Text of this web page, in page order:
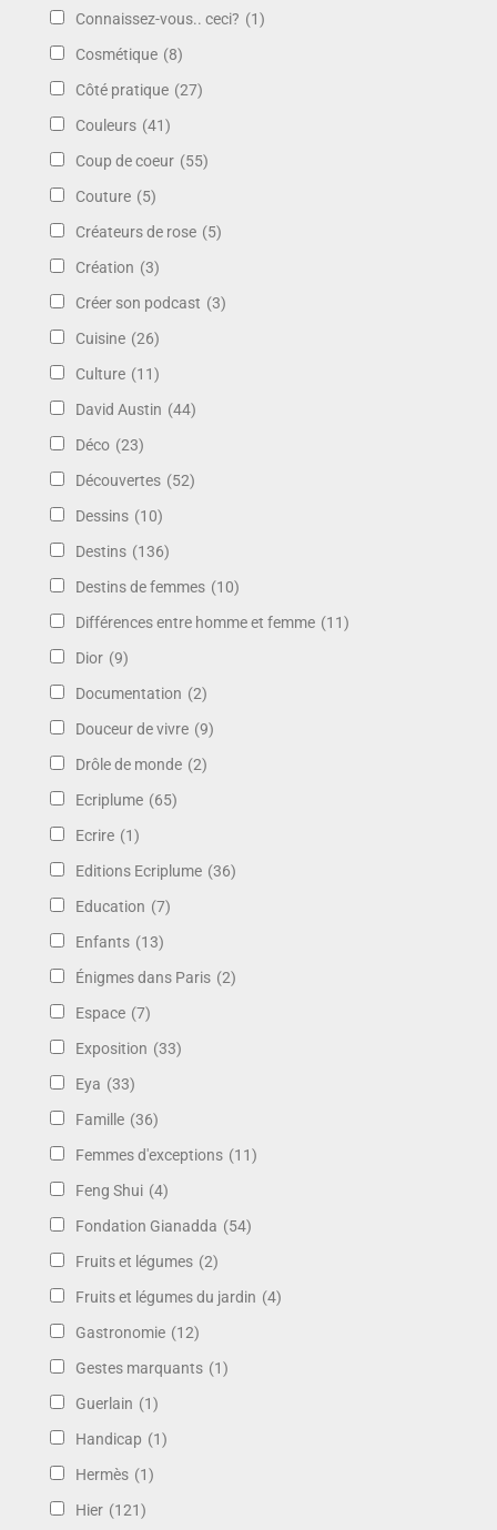
Connaissez-vous.. ceci? (1)
Cosmétique (8)
Côté pratique (27)
Couleurs (41)
Coup de coeur (55)
Couture (5)
Créateurs de rose (5)
Création (3)
Créer son podcast (3)
Cuisine (26)
Culture (11)
David Austin (44)
Déco (23)
Découvertes (52)
Dessins (10)
Destins (136)
Destins de femmes (10)
Différences entre homme et femme (11)
Dior (9)
Documentation (2)
Douceur de vivre (9)
Drôle de monde (2)
Ecriplume (65)
Ecrire (1)
Editions Ecriplume (36)
Education (7)
Enfants (13)
Énigmes dans Paris (2)
Espace (7)
Exposition (33)
Eya (33)
Famille (36)
Femmes d'exceptions (11)
Feng Shui (4)
Fondation Gianadda (54)
Fruits et légumes (2)
Fruits et légumes du jardin (4)
Gastronomie (12)
Gestes marquants (1)
Guerlain (1)
Handicap (1)
Hermès (1)
Hier (121)